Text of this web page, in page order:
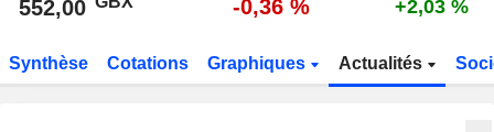
552,00 -0,36 % +2,03 %
Synthèse Cotations Graphiques Actualités